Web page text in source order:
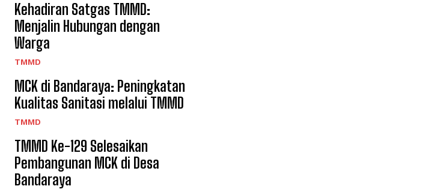
Kehadiran Satgas TMMD:
Menjalin Hubungan dengan
Warga
TMMD
MCK di Bandaraya: Peningkatan
Kualitas Sanitasi melalui TMMD
TMMD
TMMD Ke-129 Selesaikan
Pembangunan MCK di Desa
Bandaraya